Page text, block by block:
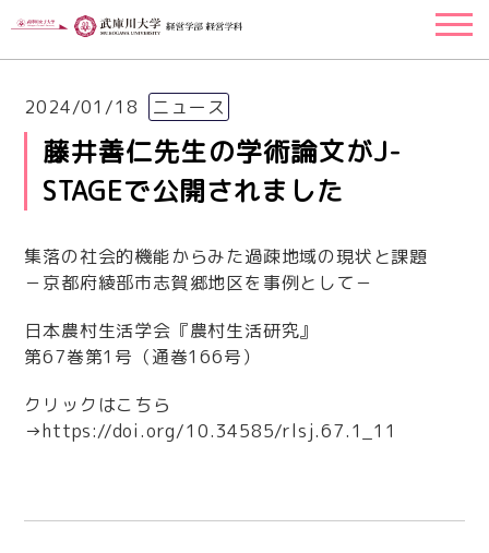
2024/01/18 ニュース
藤井善仁先生の学術論文がJ-
STAGEで公開されました
集落の社会的機能からみた過疎地域の現状と課題
－京都府綾部市志賀郷地区を事例として－
日本農村生活学会『農村生活研究』
第67巻第1号（通巻166号）
クリックはこちら
→https://doi.org/10.34585/rlsj.67.1_11